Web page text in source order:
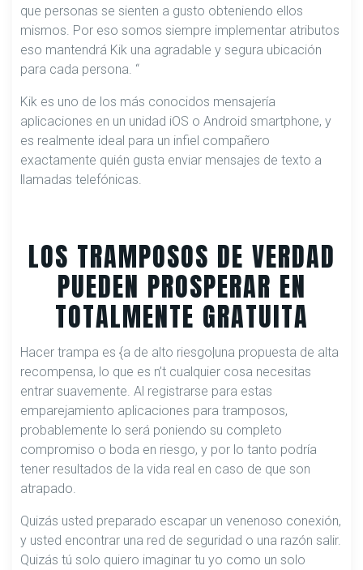
que personas se sienten a gusto obteniendo ellos
mismos. Por eso somos siempre implementar atributos
eso mantendrá Kik una agradable y segura ubicación
para cada persona. “
Kik es uno de los más conocidos mensajería
aplicaciones en un unidad iOS o Android smartphone, y
es realmente ideal para un infiel compañero
exactamente quién gusta enviar mensajes de texto a
llamadas telefónicas.
LOS TRAMPOSOS DE VERDAD
PUEDEN PROSPERAR EN
TOTALMENTE GRATUITA
Hacer trampa es {a de alto riesgo|una propuesta de alta
recompensa, lo que es n’t cualquier cosa necesitas
entrar suavemente. Al registrarse para estas
emparejamiento aplicaciones para tramposos,
probablemente lo será poniendo su completo
compromiso o boda en riesgo, y por lo tanto podría
tener resultados de la vida real en caso de que son
atrapado.
Quizás usted preparado escapar un venenoso conexión,
y usted encontrar una red de seguridad o una razón salir.
Quizás tú solo quiero imaginar tu yo como un solo